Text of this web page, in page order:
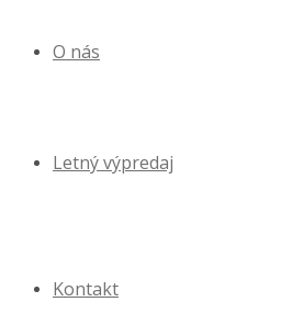
O nás
Letný výpredaj
Kontakt